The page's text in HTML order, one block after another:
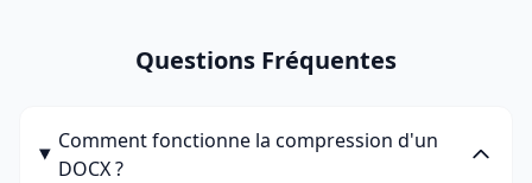
Questions Fréquentes
Comment fonctionne la compression d'un
DOCX ?